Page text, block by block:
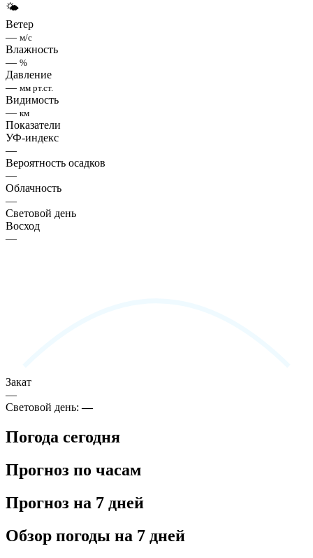
🌤
Ветер
— м/с
Влажность
— %
Давление
— мм рт.ст.
Видимость
— км
Показатели
УФ-индекс
—
Вероятность осадков
—
Облачность
—
Световой день
Восход
—
Закат
—
Световой день:—
Погода сегодня
Прогноз по часам
Прогноз на 7 дней
Обзор погоды на 7 дней